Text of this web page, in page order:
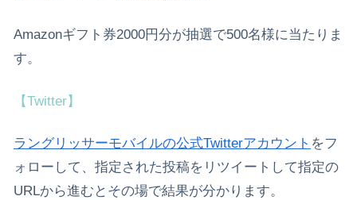
Amazonギフト券2000円分が抽選で500名様に当たりま
す。
【Twitter】
ラングリッサーモバイルの公式Twitterアカウント をフ
ォローして、指定された投稿をリツイートして指定の
URLから進むとその場で結果が分かります。